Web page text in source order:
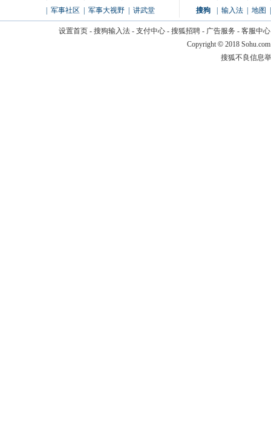
军事社区 军事大视野 讲武堂
搜狗
输入法 地图
设置首页- 搜狗输入法- 支付中心- 搜狐招聘- 广告服务 - 客服中心
Copyright © 2018
搜狐不良信息